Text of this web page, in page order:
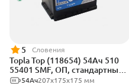
5 Словения
Topla Top (118654) 54Ач 510
55401 SMF, ОП, стандартные
клеммы207х175х175 мм
54Ач